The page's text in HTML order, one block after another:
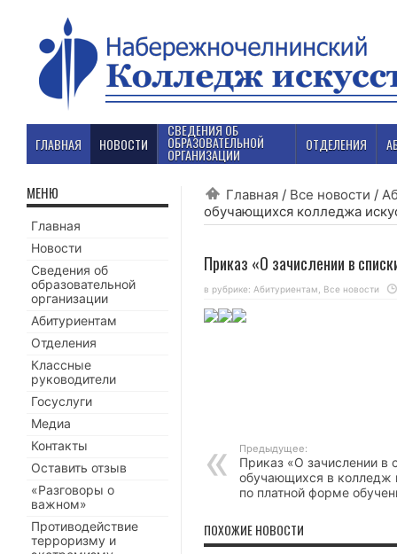
ГЛАВНАЯ НОВОСТИ
СВЕДЕНИЯ ОБ
ОБРАЗОВАТЕЛЬНОЙ
ОРГАНИЗАЦИИ
ОТДЕЛЕНИЯ
Главная / Все новости /
обучающихся колледжа
Приказ «О зачислении в
в рубрике: Абитуриентам Все новости
Предыдущее:
Приказ «О зачислении в
обучающихся в колледж
по платной форме
ПОХОЖИЕ НОВОСТИ
МЕНЮ
Главная
Новости
Сведения об
образовательной
организации
Абитуриентам
Отделения
Классные
руководители
Госуслуги
Медиа
Контакты
Оставить отзыв
«Разговоры о
важном»
Противодействие
терроризму и